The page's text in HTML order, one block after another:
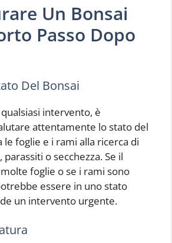
Un Bonsai
Passo Dopo
Del Bonsai
intervento, è
attentamente lo stato del
le foglie e i rami alla ricerca di
o secchezza. Se il
foglie o se i rami sono
essere in uno stato
un intervento urgente.